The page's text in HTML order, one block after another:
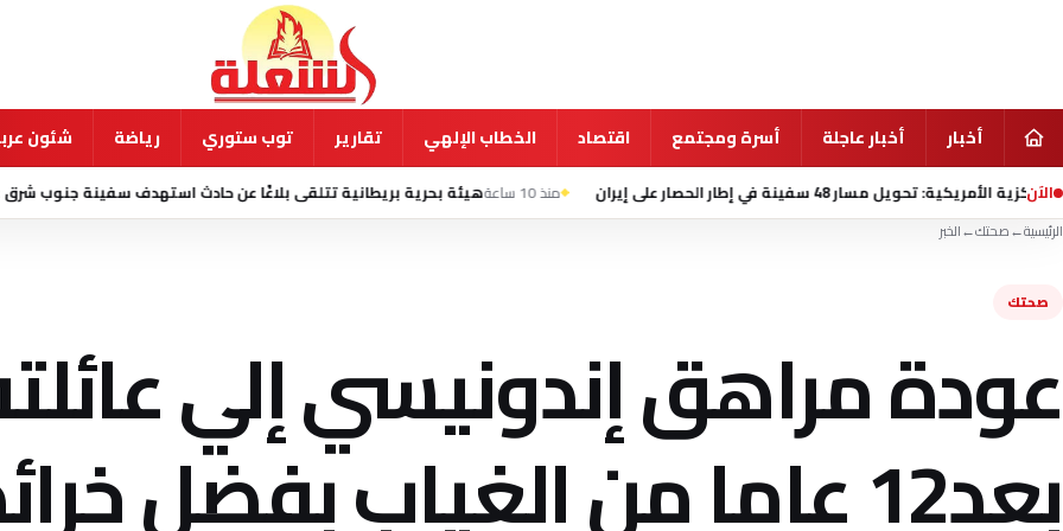
أخبار أخبار عاجلة أسرة ومجتمع اقتصاد الخطاب الإلهي تقارير توب ستوري رياضة شئون
الآنفي إطار الحصار على إيران منذ 10 ساعة هيئة بحرية بريطانية تتلقى بلاغًا عن حادث استهدف سفينة جنوب شرق عدن 5 أغسطس 2026 - 2:40 ص
الرئيسية←صحتك←الخبر
صحتك
عودة مراهق إندونيسي إلي
بعد12 عاما من الغياب بفضل